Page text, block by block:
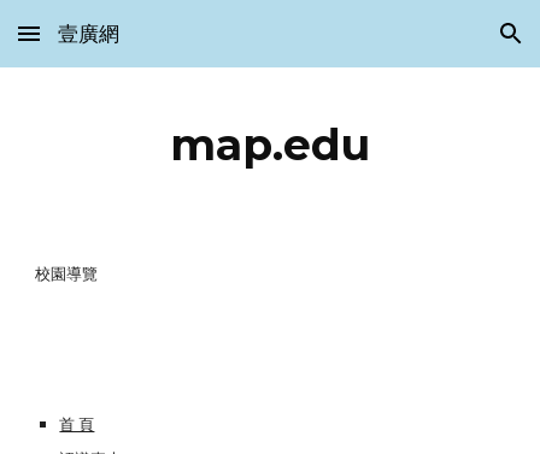
Skip to main content Skip to navigation
壹廣網
map.edu
校園導覽
首 頁